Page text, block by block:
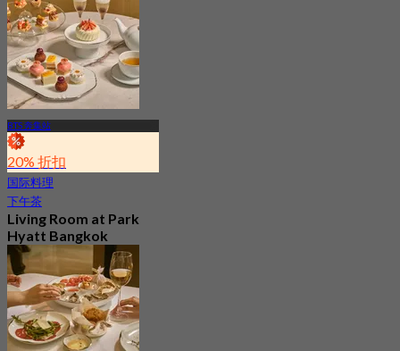
BTS 奔集站
20% 折扣
国际料理
下午茶
Living Room at Park
Hyatt Bangkok
4.8
177 已预订
起฿ 1,412.5